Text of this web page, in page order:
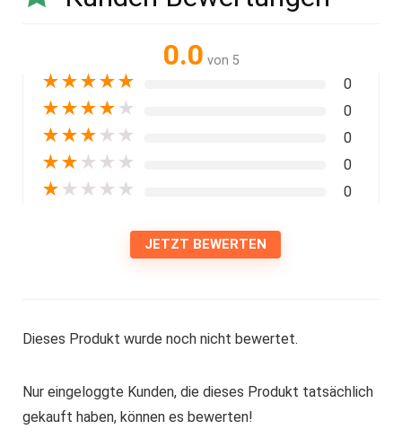
0.0 von 5
★★★★★ 0
★★★★ ★ 0
★★★ ★ ★ 0
★★ ★ ★ ★ 0
★ ★ ★ ★ ★ 0
JETZT BEWERTEN
Dieses Produkt wurde noch nicht bewertet.
Nur eingeloggte Kunden, die dieses Produkt tatsächlich
gekauft haben, können es bewerten!